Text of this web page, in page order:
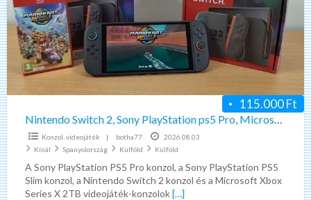
Sony
PlayStation
ps5
Pro,
Microsoft
Xbox
Series
X
2tb
115.000 Ft
Nintendo Switch 2, Sony PlayStation ps5 Pro, Microsoft Xbox Series X 2tb
Konzol, videojáték | botha77
2026.08.03
Kínál
Spanyolország Külföld Külföld
A Sony PlayStation PS5 Pro konzol, a Sony PlayStation PS5
Slim konzol, a Nintendo Switch 2 konzol és a Microsoft Xbox
Series X 2TB videojáték-konzolok[…]